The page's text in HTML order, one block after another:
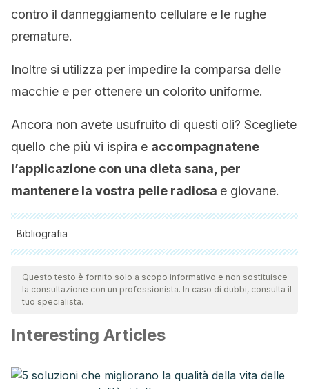
contro il danneggiamento cellulare e le rughe
premature.
Inoltre si utilizza per impedire la comparsa delle
macchie e per ottenere un colorito uniforme.
Ancora non avete usufruito di questi oli? Scegliete
quello che più vi ispira e accompagnatene
l’applicazione con una dieta sana, per
mantenere la vostra pelle radiosa e giovane.
Bibliografia
Tutte le fonti citate sono state esaminate a fondo dal nostro
team per garantirne la qualità, l'affidabilità, l'attualità e la
validità. La bibliografia di questo articolo è stata considerata
Białoń, M., Krzyśko-Łupicka, T., Nowakowska-Bogdan, E.,
& Wieczorek, P. P. (2019). Chemical composition of two
different lavender essential oils and their effect on facial
Questo testo è fornito solo a scopo informativo e non sostituisce
la consultazione con un professionista. In caso di dubbi, consulta il
tuo specialista.
Interesting Articles